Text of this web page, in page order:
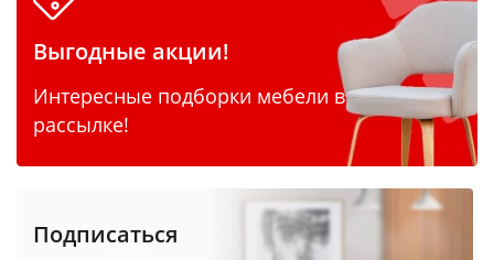
Выгодные акции!
Интересные подборки мебели в
рассылке!
Подписаться